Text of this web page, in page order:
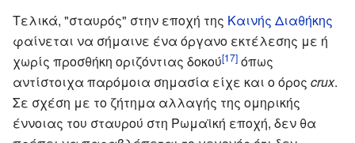
Τελικά, "σταυρός" στην εποχή της Καινής Διαθήκης
φαίνεται να σήμαινε ένα όργανο εκτέλεσης με ή
χωρίς προσθήκη οριζόντιας δοκού[17] όπως
αντίστοιχα παρόμοια σημασία είχε και ο όρος crux.
Σε σχέση με το ζήτημα αλλαγής της ομηρικής
έννοιας του σταυρού στη Ρωμαϊκή εποχή, δεν θα